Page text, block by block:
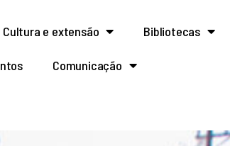
Cultura e extensão Bibliotecas
Comunicação